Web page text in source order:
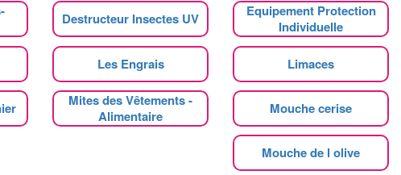
Destructeur Insectes UV
Equipement Protection
Individuelle
Les Engrais Limaces
Mites des Vêtements -
Alimentaire
Mouche cerise
Mouche de l olive